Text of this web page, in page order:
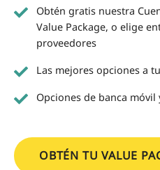
Obtén gratis nuestra
Value Package, o elige
proveedores
Las mejores opciones a
Opciones de banca móvil
OBTÉN TU VALUE